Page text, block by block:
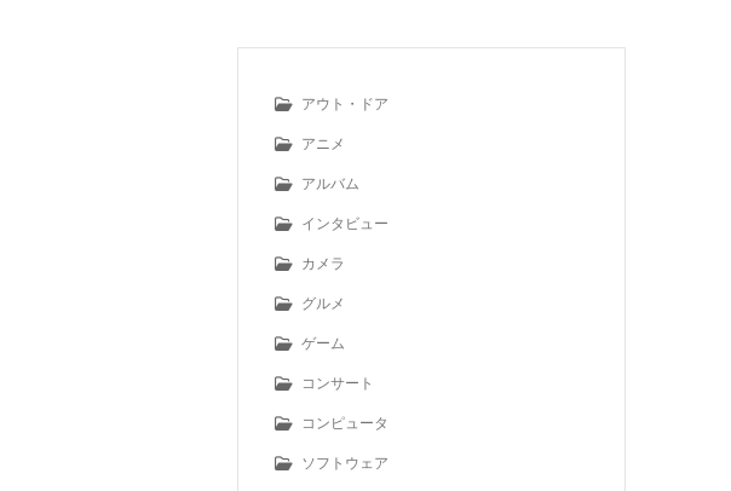
アウト・ドア
アニメ
アルバム
インタビュー
カメラ
グルメ
ゲーム
コンサート
コンピュータ
ソフトウェア